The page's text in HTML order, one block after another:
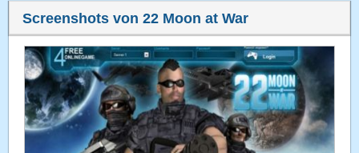
Screenshots von 22 Moon at War